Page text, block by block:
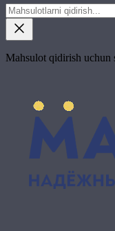
Mahsulot qidirish uchun